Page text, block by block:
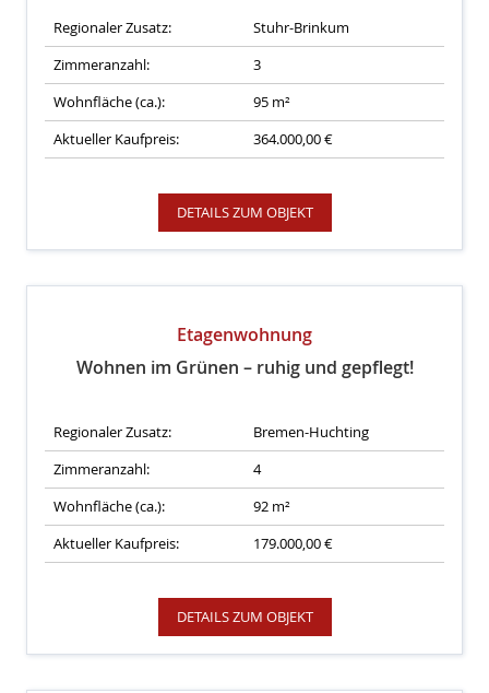
Regionaler Zusatz:
Stuhr-Brinkum
Zimmeranzahl:
3
Wohnfläche (ca.):
95 m²
Aktueller Kaufpreis:
364.000,00 €
DETAILS ZUM OBJEKT
Etagenwohnung
Wohnen im Grünen – ruhig und gepflegt!
Regionaler Zusatz:
Bremen-Huchting
Zimmeranzahl:
4
Wohnfläche (ca.):
92 m²
Aktueller Kaufpreis:
179.000,00 €
DETAILS ZUM OBJEKT